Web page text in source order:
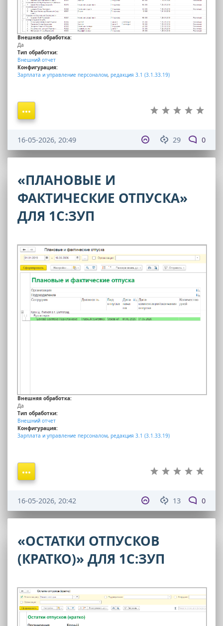
Внешняя обработка:
Да
Тип обработки:
Внешний отчет
Конфигурация:
Зарплата и управление персоналом, редакция 3.1 (3.1.33.19)
29 0
16-05-2026, 20:49
«ПЛАНОВЫЕ И
ФАКТИЧЕСКИЕ ОТПУСКА»
ДЛЯ 1С:ЗУП
Внешняя обработка:
Да
Тип обработки:
Внешний отчет
Конфигурация:
Зарплата и управление персоналом, редакция 3.1 (3.1.33.19)
13 0
16-05-2026, 20:42
«ОСТАТКИ ОТПУСКОВ
(КРАТКО)» ДЛЯ 1С:ЗУП